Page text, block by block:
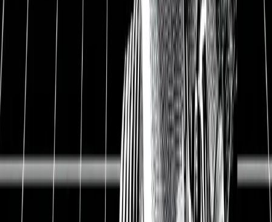
▲ Im letzten Artikel ging es um die zwei wichtigsten
Dividendenstrategien. In diesem Artikel geht es
diesmal um fortgeschrittene Themen für
Dividendeninvestoren. Wer mit der
Dividendenstrategie anfängt, der wird schnell einige
Fragen haben. Deshalb gehe ich auf drei wichtige
Bereiche für Dividendeninvestoren ein. Was bringt die
Dividendenstrategie auf lange Sicht? Wie wählt man
eine Aktie ganz konkret anhand von einem Beispiel
aus und welche Steuern muss ich zahlen, sobald die